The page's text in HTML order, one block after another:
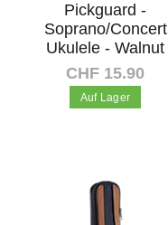
Pickguard -
Soprano/Concert
Ukulele - Walnut
CHF 15.90
Auf Lager